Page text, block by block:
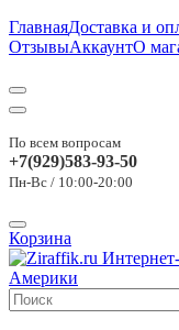
ГлавнаяДоставка и
ОтзывыАккаунтО
По всем вопросам
+7(929)583-93-50
Пн-Вс / 10:00-20:00
Корзина